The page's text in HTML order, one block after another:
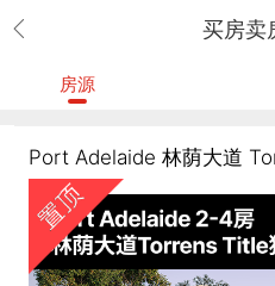
买房卖
房源
Port Adelaide 林荫大道